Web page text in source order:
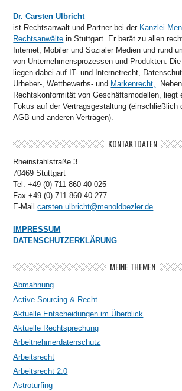
Dr. Carsten Ulbricht
ist Rechtsanwalt und Partner bei der Kanzlei
Rechtsanwälte in Stuttgart. Er berät zu allen
Internet, Mobiler und Sozialer Medien und rund
von Unternehmensprozessen und Produkten.
liegen dabei auf IT- und Internetrecht,
Urheber-, Wettbewerbs- und Markenrecht,.
Rechtskonformität von Geschäftsmodellen, liegt
Fokus auf der Vertragsgestaltung (einschließlich
AGB und anderen Verträgen).
KONTAKTDATEN
Rheinstahlstraße 3
70469 Stuttgart
Tel. +49 (0) 711 860 40 025
Fax +49 (0) 711 860 40 277
E-Mailcarsten.ulbricht@menoldbezler.de
IMPRESSUM
DATENSCHUTZERKLÄRUNG
MEINE THEMEN
Abmahnung
Active Sourcing & Recht
Aktuelle Entscheidungen im Überblick
Aktuelle Rechtsprechung
Arbeitnehmerdatenschutz
Arbeitsrecht
Arbeitsrecht 2.0
Astroturfing